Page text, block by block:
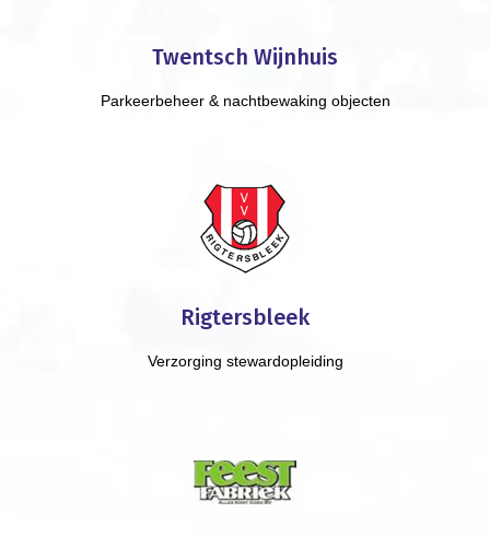
Twentsch Wijnhuis
Parkeerbeheer & nachtbewaking objecten
Rigtersbleek
Verzorging stewardopleiding